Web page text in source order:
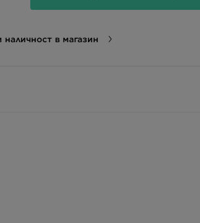
наличност в магазин